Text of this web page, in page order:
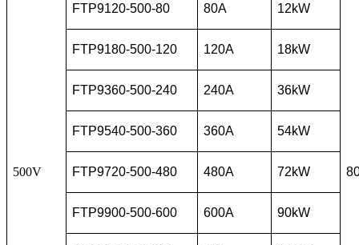
500V
FTP9120-500-80 80A 12kW
FTP9180-500-120 120A 18kW
FTP9360-500-240 240A 36kW
FTP9540-500-360 360A 54kW
FTP9720-500-480 480A 72kW
FTP9900-500-600 600A 90kW